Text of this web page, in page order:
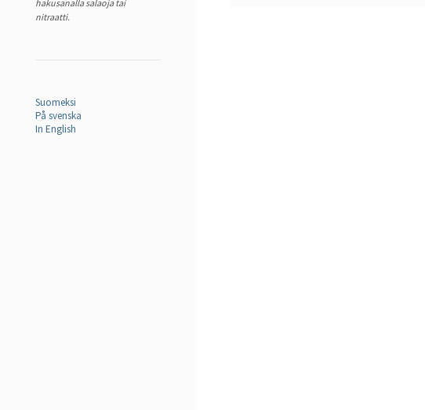
hakusanalla salaoja tai
nitraatti.
Suomeksi
På svenska
In English